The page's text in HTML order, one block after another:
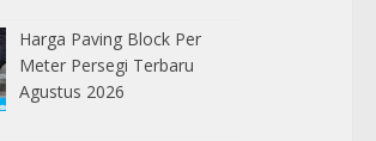
Harga Paving Block Per
Meter Persegi Terbaru
Agustus 2026